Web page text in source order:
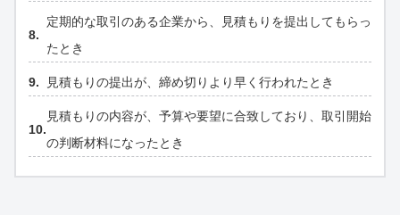
定期的な取引のある企業から、見積もりを提出してもらっ
たとき
見積もりの提出が、締め切りより早く行われたとき
見積もりの内容が、予算や要望に合致しており、取引開始
の判断材料になったとき